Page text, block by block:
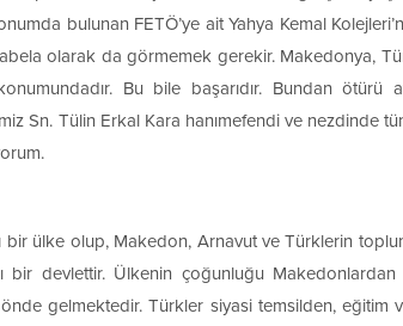
bulunan FETÖ’ye ait Yahya Kemal
olarak da görmemek gerekir. Makedonya,
Bu bile başarıdır. Bundan ötürü
Sn. Tülin Erkal Kara hanımefendi ve nezdinde
bir ülke olup, Makedon, Arnavut ve Türklerin
bir devlettir. Ülkenin çoğunluğu
önde gelmektedir. Türkler siyasi temsilden,